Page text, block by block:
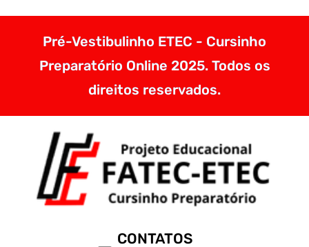
Pré-Vestibulinho ETEC - Cursinho
Preparatório Online 2025. Todos os
direitos reservados.
CONTATOS